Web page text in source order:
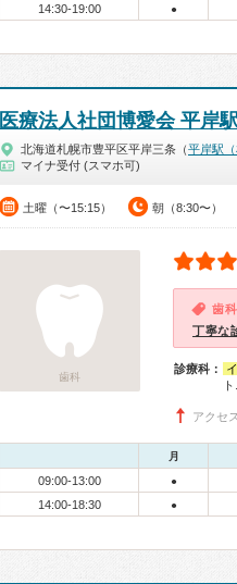
14:30-19:00 ●
医療法人社団博愛会 平岸
北海道札幌市豊平区平岸三条（平岸駅（
マイナ受付 (スマホ可)
土曜（〜15:15） 朝（8:30〜）
歯科
歯
丁寧な
診療科：
アクセ
月
09:00-13:00 ●
14:00-18:30
●